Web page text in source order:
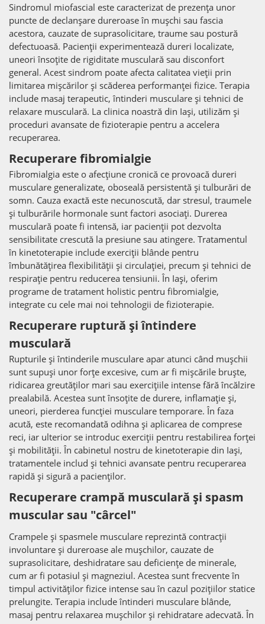
Sindromul miofascial este caracterizat de prezența unor
puncte de declanșare dureroase în mușchi sau fascia
acestora, cauzate de suprasolicitare, traume sau postură
defectuoasă. Pacienții experimentează dureri localizate,
uneori însoțite de rigiditate musculară sau disconfort
general. Acest sindrom poate afecta calitatea vieții prin
limitarea mișcărilor și scăderea performanței fizice. Terapia
include masaj terapeutic, întinderi musculare și tehnici de
relaxare musculară. La clinica noastră din Iași, utilizăm și
proceduri avansate de fizioterapie pentru a accelera
recuperarea.
Recuperare fibromialgie
Fibromialgia este o afecțiune cronică ce provoacă dureri
musculare generalizate, oboseală persistentă și tulburări de
somn. Cauza exactă este necunoscută, dar stresul, traumele
și tulburările hormonale sunt factori asociați. Durerea
musculară poate fi intensă, iar pacienții pot dezvolta
sensibilitate crescută la presiune sau atingere. Tratamentul
în kinetoterapie include exerciții blânde pentru
îmbunătățirea flexibilității și circulației, precum și tehnici de
respirație pentru reducerea tensiunii. În Iași, oferim
programe de tratament holistic pentru fibromialgie,
integrate cu cele mai noi tehnologii de fizioterapie.
Recuperare ruptură și întindere
musculară
Rupturile și întinderile musculare apar atunci când mușchii
sunt supuși unor forțe excesive, cum ar fi mișcările bruște,
ridicarea greutăților mari sau exercițiile intense fără încălzire
prealabilă. Acestea sunt însoțite de durere, inflamație și,
uneori, pierderea funcției musculare temporare. În faza
acută, este recomandată odihna și aplicarea de comprese
reci, iar ulterior se introduc exerciții pentru restabilirea forței
și mobilității. În cabinetul nostru de kinetoterapie din Iași,
tratamentele includ și tehnici avansate pentru recuperarea
rapidă și sigură a pacienților.
Recuperare crampă musculară și spasm
muscular sau "cârcel"
Crampele și spasmele musculare reprezintă contracții
involuntare și dureroase ale mușchilor, cauzate de
suprasolicitare, deshidratare sau deficiențe de minerale,
cum ar fi potasiul și magneziul. Acestea sunt frecvente în
timpul activităților fizice intense sau în cazul pozițiilor statice
prelungite. Terapia include întinderi musculare blânde,
masaj pentru relaxarea mușchilor și rehidratare adecvată. În